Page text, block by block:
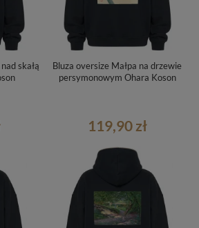
skałą
Bluza oversize Małpa na drzewie
persymonowym Ohara Koson
119,90 zł